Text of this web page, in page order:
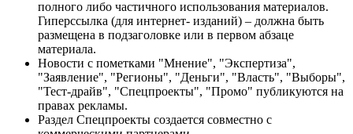
полного либо частичного использования материалов.
Гиперссылка (для интернет- изданий) – должна быть
размещена в подзаголовке или в первом абзаце
материала.
Новости с пометками "Мнение", "Экспертиза",
"Заявление", "Регионы", "Деньги", "Власть", "Выборы",
"Тест-драйв", "Спецпроекты", "Промо" публикуются на
правах рекламы.
Раздел Спецпроекты создается совместно с